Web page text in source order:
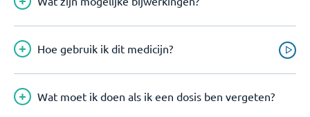
Hoe gebruik ik dit medicijn?
Wat moet ik doen als ik een dosis ben vergeten?